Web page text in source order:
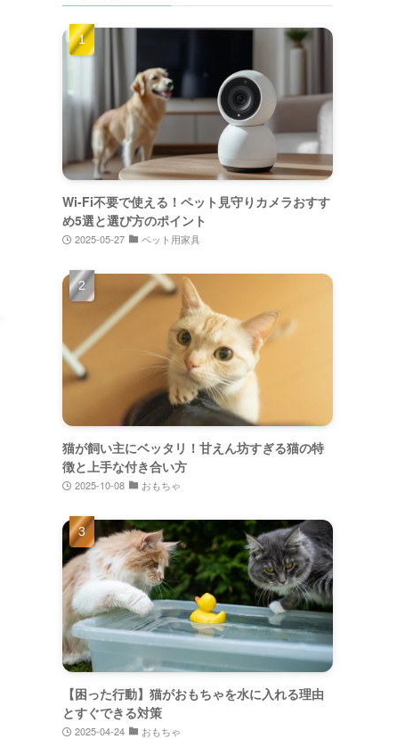
Wi-Fi不要で使える！ペット見守りカメラおすす
め5選と選び方のポイント
2025-05-27 ペット用家具
猫が飼い主にベッタリ！甘えん坊すぎる猫の特
徴と上手な付き合い方
2025-10-08 おもちゃ
【困った行動】猫がおもちゃを水に入れる理由
とすぐできる対策
2025-04-24 おもちゃ